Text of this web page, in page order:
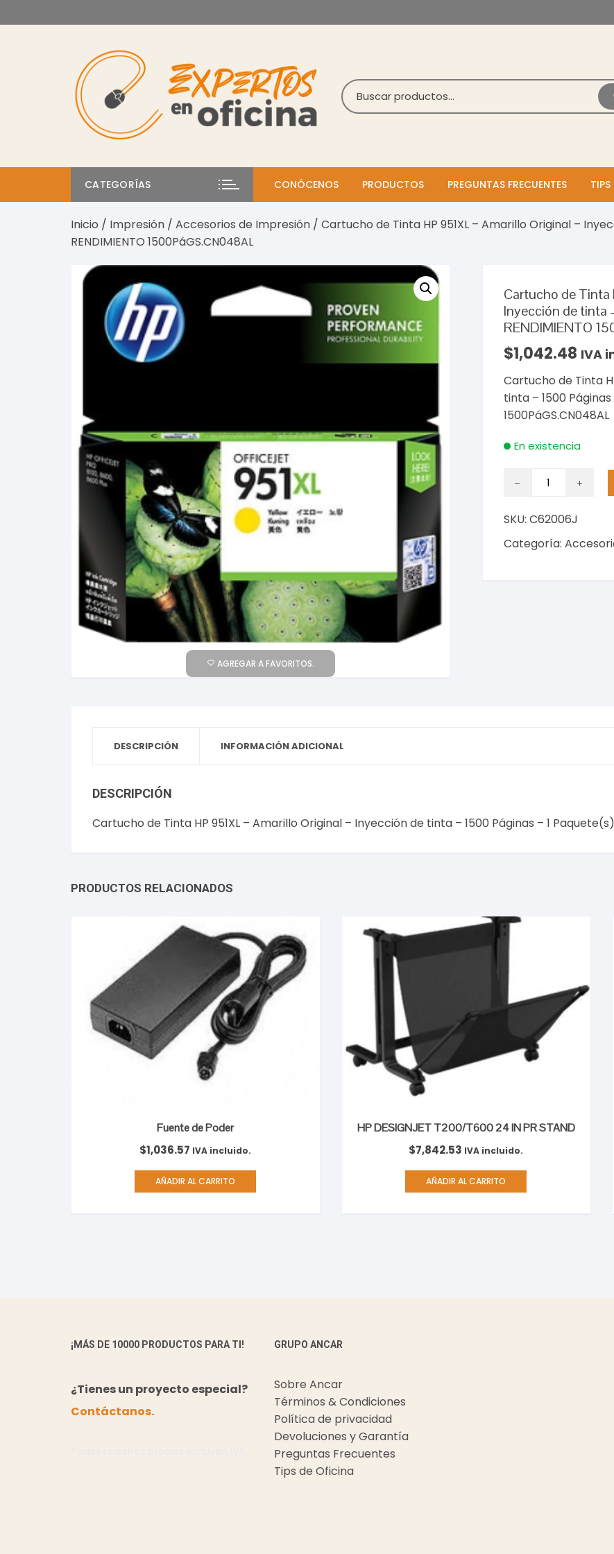
al
CATEGORÍAS CONÓCENOS PRODUCTOS PREGUNTAS FRECUENTES
Inicio / Impresión / Accesorios de Impresión / Cartucho de Tinta HP 951XL – Amarillo Original –
RENDIMIENTO 1500PáGS.CN048AL
AGREGAR A FAVORITOS.
Cartucho de Tinta
Inyección de tinta
RENDIMIENTO
$1,042.48 IVA
Cartucho de Tinta
tinta – 1500 Páginas
1500PáGS.CN048AL
En existencia
Cartucho
HP
951XL
SKU: C62006J
Categoría:
DESCRIPCIÓN INFORMACIÓN ADICIONAL
DESCRIPCIÓN
Cartucho de Tinta HP 951XL – Amarillo Original – Inyección de tinta – 1500 Páginas – 1 Paquete(s)
PRODUCTOS RELACIONADOS
Fuente de Poder
$1,036.57 IVA incluido.
AÑADIR AL CARRITO
HP DESIGNJET T200/T600 24 IN PR STAND
$7,842.53 IVA incluido.
AÑADIR AL CARRITO
¡MÁS DE 10000 PRODUCTOS PARA TI!
¿Tienes un proyecto especial?
Contáctanos.
GRUPO ANCAR
Sobre Ancar
Términos & Condiciones
Política de privacidad
Devoluciones y Garantía
Preguntas Frecuentes
Tips de Oficina